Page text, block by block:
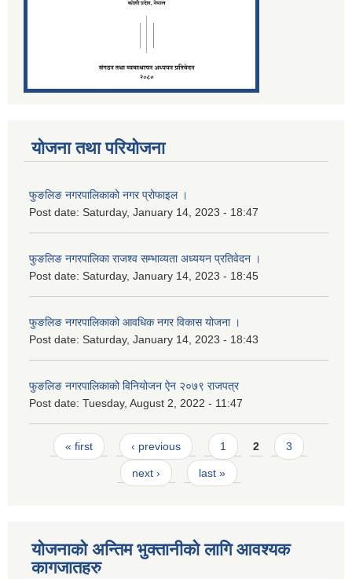
योजना तथा परियोजना
फुङलिङ नगरपालिकाको नगर प्रोफाइल ।
Post date: Saturday, January 14, 2023 - 18:47
फुङलिङ नगरपालिका राजश्व सम्भाव्यता अध्ययन प्रतिवेदन ।
Post date: Saturday, January 14, 2023 - 18:45
फुङलिङ नगरपालिकाको आवधिक नगर विकास योजना ।
Post date: Saturday, January 14, 2023 - 18:43
फुङलिङ नगरपालिकाको विनियोजन ऐन २०७९ राजपत्र
Post date: Tuesday, August 2, 2022 - 11:47
Pages
« first ‹ previous 1 2 3
next › last »
योजनाको अन्तिम भुक्तानीको लागि आवश्यक
कागजातहरु